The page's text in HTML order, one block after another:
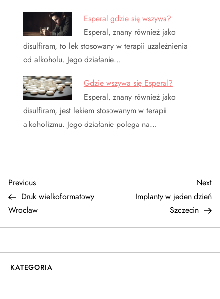
Esperal gdzie się wszywa?
Esperal, znany również jako
disulfiram, to lek stosowany w terapii uzależnienia
od alkoholu. Jego działanie…
Gdzie wszywa się Esperal?
Esperal, znany również jako
disulfiram, jest lekiem stosowanym w terapii
alkoholizmu. Jego działanie polega na…
N
a
w
i
g
Previous
Post
Previous
Druk wielkoformatowy
Wrocław
Next
Implanty w jeden dzień
Szczecin
KATEGORIA